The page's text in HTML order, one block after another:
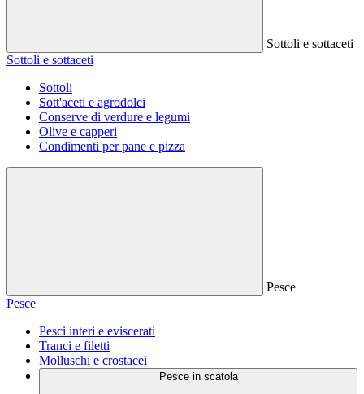
Sottoli e sottaceti
Sottoli e sottaceti
Sottoli
Sott'aceti e agrodolci
Conserve di verdure e legumi
Olive e capperi
Condimenti per pane e pizza
Pesce
Pesce
Pesci interi e eviscerati
Tranci e filetti
Molluschi e crostacei
Pesce in scatola